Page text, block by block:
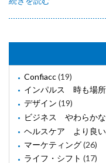
Confiacc(19)
インパルス 時も場
デザイン (19)
ビジネス やわらか
ヘルスケア より良い
マーケティング(26)
ライフ・シフト (17)